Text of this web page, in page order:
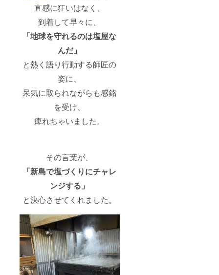
直感に狂いはなく、
到着して早々に、
「地球を守れるのは塩屋な
んだ」
と熱く語り行動する師匠の
姿に、
呆気に取られながらも感銘
を受け、
痺れちゃいました。
その言葉が、
「新島で塩づくりにチャレ
ンジする」
と決心させてくれました。